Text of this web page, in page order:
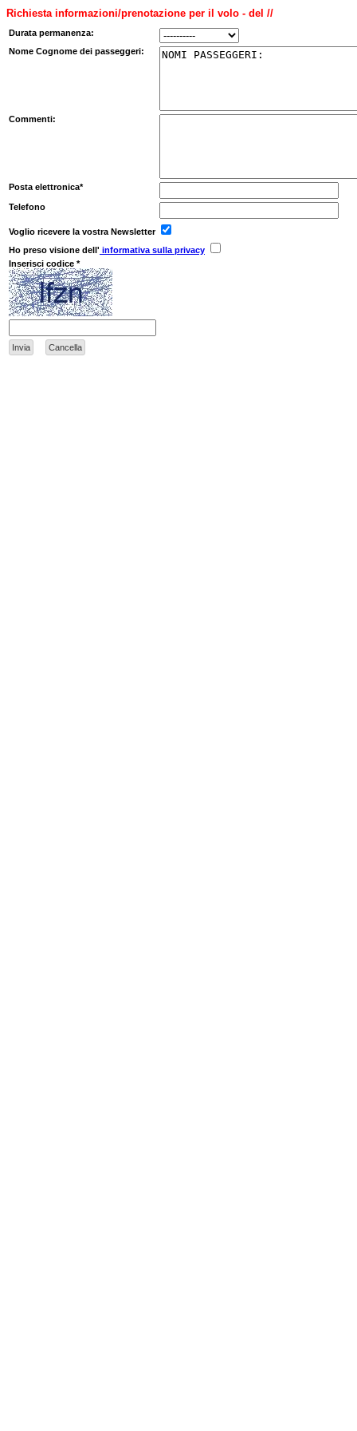
Richiesta informazioni/prenotazione per il volo - del //
Durata permanenza:
Nome Cognome dei passeggeri:
Commenti:
Posta elettronica*
Telefono
Voglio ricevere la vostra Newsletter
Ho preso visione dell' informativa sulla privacy
Inserisci codice *